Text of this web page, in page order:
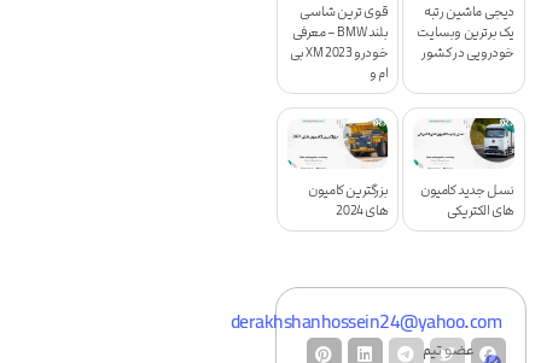
دیجی ماشین رتبه
یک برترین وبسایت
خودرویی در کشور
قوی ترین شاسی
بلند BMW – معرفی
خودرو XM 2023 بی
ام و
نسل جدید کامیون
های الکتریکی
بزرگترین کامیون
های 2024
derakhshanhossein24@yahoo.com
عضو تیم